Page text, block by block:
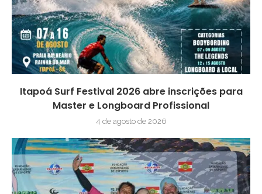
Itapoá Surf Festival 2026 abre inscrições para
Master e Longboard Profissional
4 de agosto de 2026